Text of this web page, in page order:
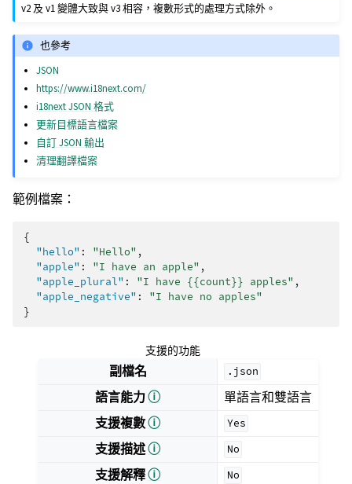
v2 及 v1 變體大致與 v3 相容，複數形式的處理方式除外。
也參考
JSON
https://www.i18next.com/
i18next JSON 格式
更新目標語言檔案
自訂 JSON 輸出
清理翻譯檔案
範例檔案：
{
"hello" : "Hello" ,
"apple" : "I have an apple" ,
"apple_plural" : "I have {{count}} apples" ,
"apple_negative" :
"I have no apples"
}
支援的功能
副檔名 .json
語言能力ⓘ
單語言和雙語言
支援複數ⓘ Yes
支援描述ⓘ No
支援解釋ⓘ No